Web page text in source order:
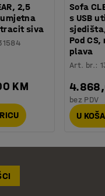
2,5
siva
KM
Sofa
s USB
Pod
plava
Art. br.:
bez PDV
U